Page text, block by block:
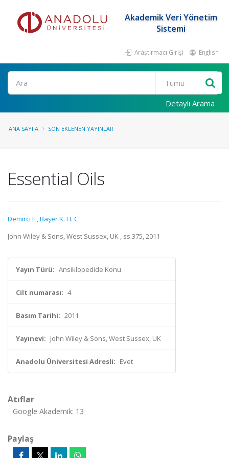
Akademik Veri Yönetim
Sistemi
Araştırmacı Girişi English
Ara
Detaylı Arama
ANA SAYFA SON EKLENEN YAYINLAR
Essential Oils
Demirci F.,Başer K. H. C.
John Wiley & Sons, West Sussex, UK , ss.375, 2011
Yayın Türü: Ansiklopedide Konu
Cilt numarası: 4
Basım Tarihi: 2011
Yayınevi: John Wiley & Sons, West Sussex, UK
Anadolu Üniversitesi Adresli: Evet
Atıflar
Google Akademik: 13
Paylaş